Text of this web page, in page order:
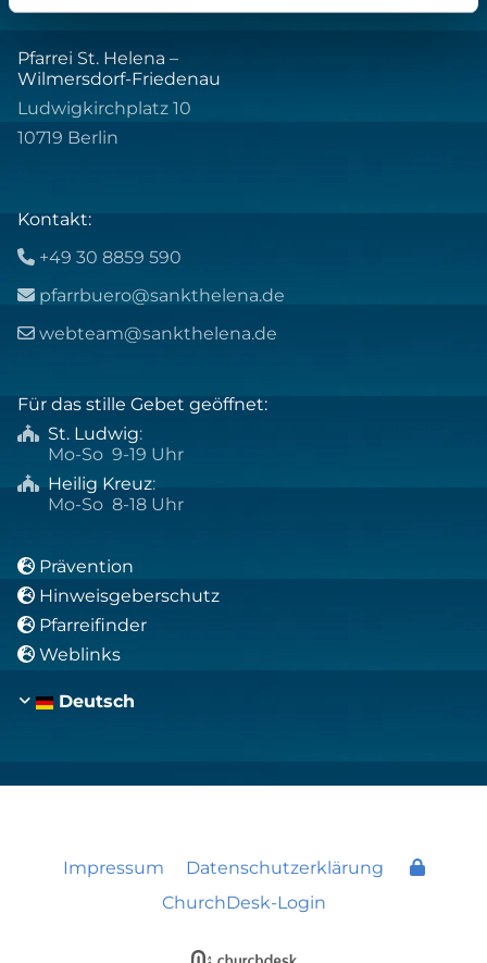
Pfarrei St. Helena –
Wilmersdorf-Friedenau
Ludwigkirchplatz 10
10719 Berlin
Kontakt:
 +49 30 8859 590
 pfarrbuero@sankthelena.de
 webteam@sankthelena.de
Für das stille Gebet geöffnet:
 St. Ludwig:
Mo-So 9-19 Uhr
 Heilig Kreuz:
Mo-So 8-18 Uhr
 Prävention
 Hinweisgeberschutz
 Pfarreifinder
 Weblinks
Deutsch
Impressum
Datenschutzerklärung
ChurchDesk-Login